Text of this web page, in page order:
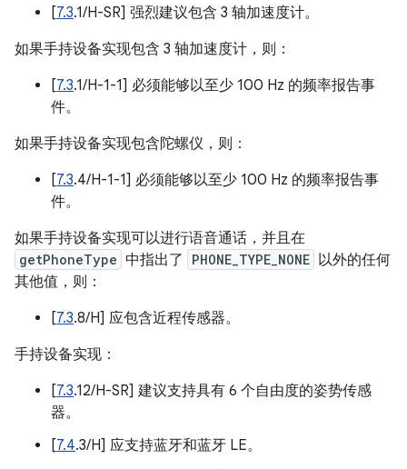
[7.3.1/H-SR] 强烈建议包含 3 轴加速度计。
如果手持设备实现包含 3 轴加速度计，则：
[7.3.1/H-1-1] 必须能够以至少 100 Hz 的频率报告事
件。
如果手持设备实现包含陀螺仪，则：
[7.3.4/H-1-1] 必须能够以至少 100 Hz 的频率报告事
件。
如果手持设备实现可以进行语音通话，并且在
getPhoneType 中指出了 PHONE_TYPE_NONE 以外的任何
其他值，则：
[7.3.8/H] 应包含近程传感器。
手持设备实现：
[7.3.12/H-SR] 建议支持具有 6 个自由度的姿势传感
器。
[7.4.3/H] 应支持蓝牙和蓝牙 LE。